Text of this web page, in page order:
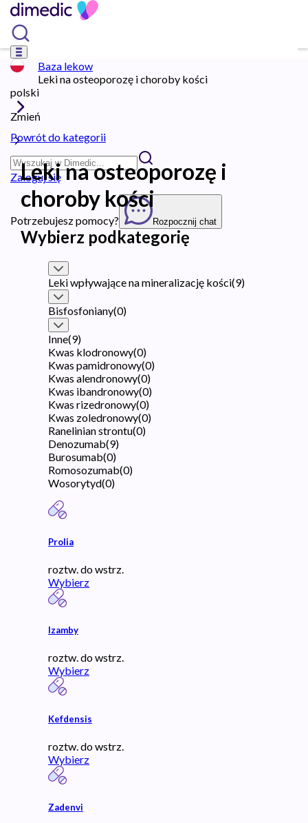
polski
Zmień
Zaloguj się
Potrzebujesz pomocy? Rozpocznij chat
Baza lekow
Leki na osteoporozę i choroby kości
Powrót do kategorii
Leki na osteoporozę i
choroby kości
Wybierz podkategorię
Leki wpływające na mineralizację kości(9)
Bisfosfoniany(0)
Inne(9)
Kwas klodronowy(0)
Kwas pamidronowy(0)
Kwas alendronowy(0)
Kwas ibandronowy(0)
Kwas rizedronowy(0)
Kwas zoledronowy(0)
Ranelinian strontu(0)
Denozumab(9)
Burosumab(0)
Romosozumab(0)
Wosorytyd(0)
Prolia
roztw. do wstrz.
Wybierz
Izamby
roztw. do wstrz.
Wybierz
Kefdensis
roztw. do wstrz.
Wybierz
Zadenvi